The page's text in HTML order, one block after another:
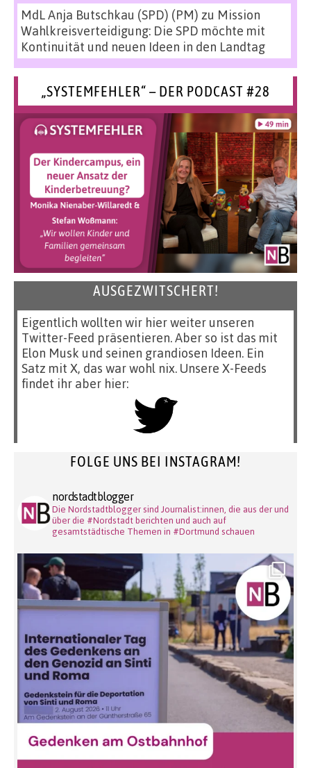
MdL Anja Butschkau (SPD) (PM) zu Mission
Wahlkreisverteidigung: Die SPD möchte mit
Kontinuität und neuen Ideen in den Landtag
„SYSTEMFEHLER“ – DER PODCAST #28
AUSGEZWITSCHERT!
Eigentlich wollten wir hier weiter unseren
Twitter-Feed präsentieren. Aber so ist das mit
Elon Musk und seinen grandiosen Ideen. Ein
Satz mit X, das war wohl nix. Unsere X-Feeds
findet ihr aber hier:
FOLGE UNS BEI INSTAGRAM!
nordstadtblogger
Die Nordstadtblogger sind Journalist:innen, die aus der und
über die #Nordstadt berichten und auch auf
gesamtstädtische Themen in #Dortmund schauen